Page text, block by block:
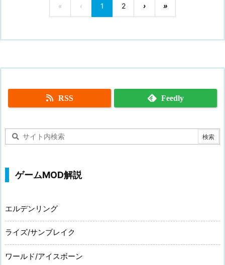
« ‹ 1 2 › »
RSS Feedly
ゲームMOD解説
エルデンリング
ライズ/サンブレイク
ワールド/アイスボーン